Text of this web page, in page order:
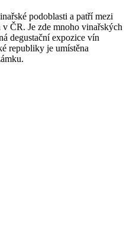
podoblasti a patří mezi
ČR. Je zde mnoho vinařských
degustační expozice vín
republiky je umístěna